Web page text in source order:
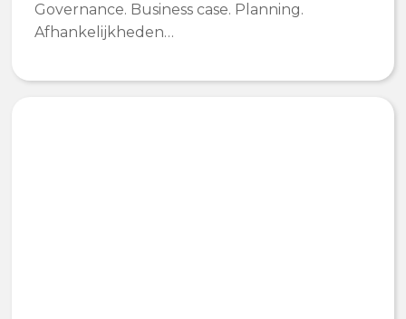
Governance. Business case. Planning.
Afhankelijkheden…